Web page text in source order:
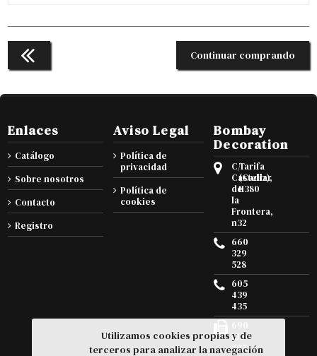
Continuar comprando
Enlaces
Catálogo
Sobre nosotros
Contacto
Registro
Aviso Legal
Política de
privacidad
Política de
cookies
Bombay
Decoration
C/
Castellar
de
la
Frontera,
n32
Tarifa
(Cadiz),
11380
660
329
528
605
439
435
105
295
Utilizamos cookies propias y de
terceros para analizar la navegación